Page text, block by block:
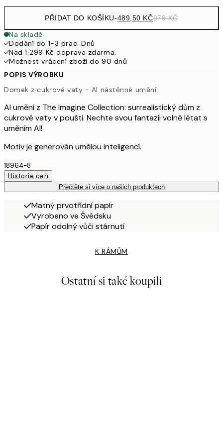
PŘIDAT DO KOŠÍKU-489,50 KČ979 KČ
Na skladě
Dodání do 1-3 prac. Dnů
Nad 1 299 Kč doprava zdarma.
Možnost vrácení zboží do 90 dnů
POPIS VÝROBKU
Domek z cukrové vaty - AI nástěnné umění
AI umění z The Imagine Collection: surrealistický dům z
cukrové vaty v poušti. Nechte svou fantazii volně létat s
uměním AI!
Motiv je generován umělou inteligencí.
18964-8
Historie cen
Přečtěte si více o našich produktech
Matný prvotřídní papír
Vyrobeno ve Švédsku
Papír odolný vůči stárnutí
K RÁMŮM
Ostatní si také koupili